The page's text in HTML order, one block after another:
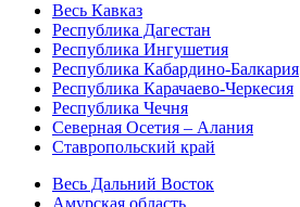
Весь Кавказ
Республика Дагестан
Республика Ингушетия
Республика Кабардино-Балкария
Республика Карачаево-Черкесия
Республика Чечня
Северная Осетия – Алания
Ставропольский край
Весь Дальний Восток
Амурская область